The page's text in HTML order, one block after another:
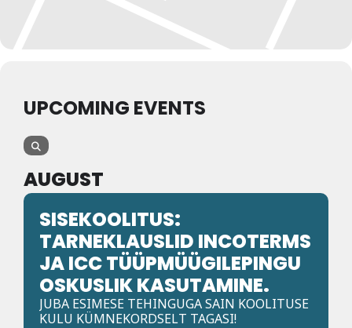
Incoterms® 2020
Projektid
UPCOMING EVENTS
AUGUST
SISEKOOLITUS:
TARNEKLAUSLID INCOTERMS
JA ICC TÜÜPMÜÜGILEPINGU
OSKUSLIK KASUTAMINE.
JUBA ESIMESE TEHINGUGA SAIN KOOLITUSE
KULU KÜMNEKORDSELT TAGASI!